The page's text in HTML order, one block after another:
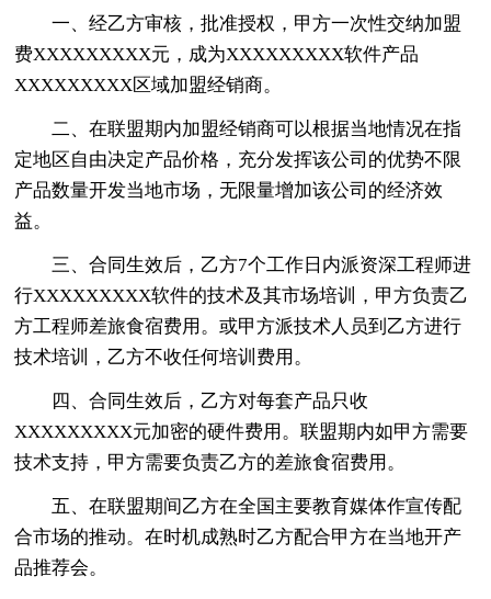
一、经乙方审核，批准授权，甲方一次性交纳加盟
费XXXXXXXXX元，成为XXXXXXXXX软件产品
XXXXXXXXX区域加盟经销商。
二、在联盟期内加盟经销商可以根据当地情况在指
定地区自由决定产品价格，充分发挥该公司的优势不限
产品数量开发当地市场，无限量增加该公司的经济效
益。
三、合同生效后，乙方7个工作日内派资深工程师进
行XXXXXXXXX软件的技术及其市场培训，甲方负责乙
方工程师差旅食宿费用。或甲方派技术人员到乙方进行
技术培训，乙方不收任何培训费用。
四、合同生效后，乙方对每套产品只收
XXXXXXXXX元加密的硬件费用。联盟期内如甲方需要
技术支持，甲方需要负责乙方的差旅食宿费用。
五、在联盟期间乙方在全国主要教育媒体作宣传配
合市场的推动。在时机成熟时乙方配合甲方在当地开产
品推荐会。